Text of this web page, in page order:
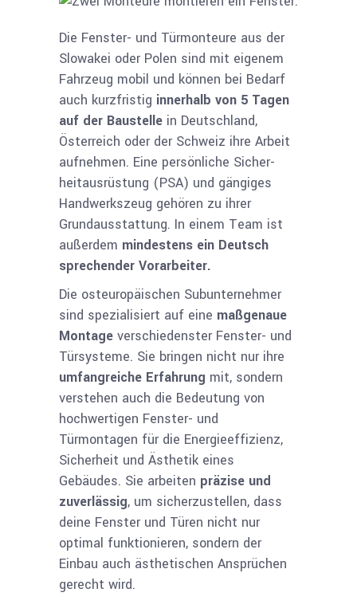
Die Fenster- und Türmonteure aus der
Slowakei oder Polen sind mit eigenem
Fahrzeug mobil und können bei Bedarf
auch kurzfristig innerhalb von 5 Tagen
auf der Baustelle in Deutschland,
Österreich oder der Schweiz ihre Arbeit
aufnehmen. Eine persönliche Sicher­
heitausrüstung (PSA) und gängiges
Handwerks­zeug gehören zu ihrer
Grundausstattung. In einem Team ist
außerdem mindestens ein Deutsch
sprechender Vorarbeiter.
Die osteuropäischen Subunternehmer
sind spezialisiert auf eine maßgenaue
Montage verschiedenster Fenster- und
Türsysteme. Sie bringen nicht nur ihre
umfangreiche Erfahrung mit, sondern
verstehen auch die Bedeutung von
hochwertigen Fenster- und
Türmontagen für die Energieeffizienz,
Sicherheit und Ästhetik eines
Gebäudes. Sie arbeiten präzise und
zuverlässig, um sicherzu­stellen, dass
deine Fenster und Türen nicht nur
optimal funktionieren, sondern der
Einbau auch ästhetischen Ansprüchen
gerecht wird.